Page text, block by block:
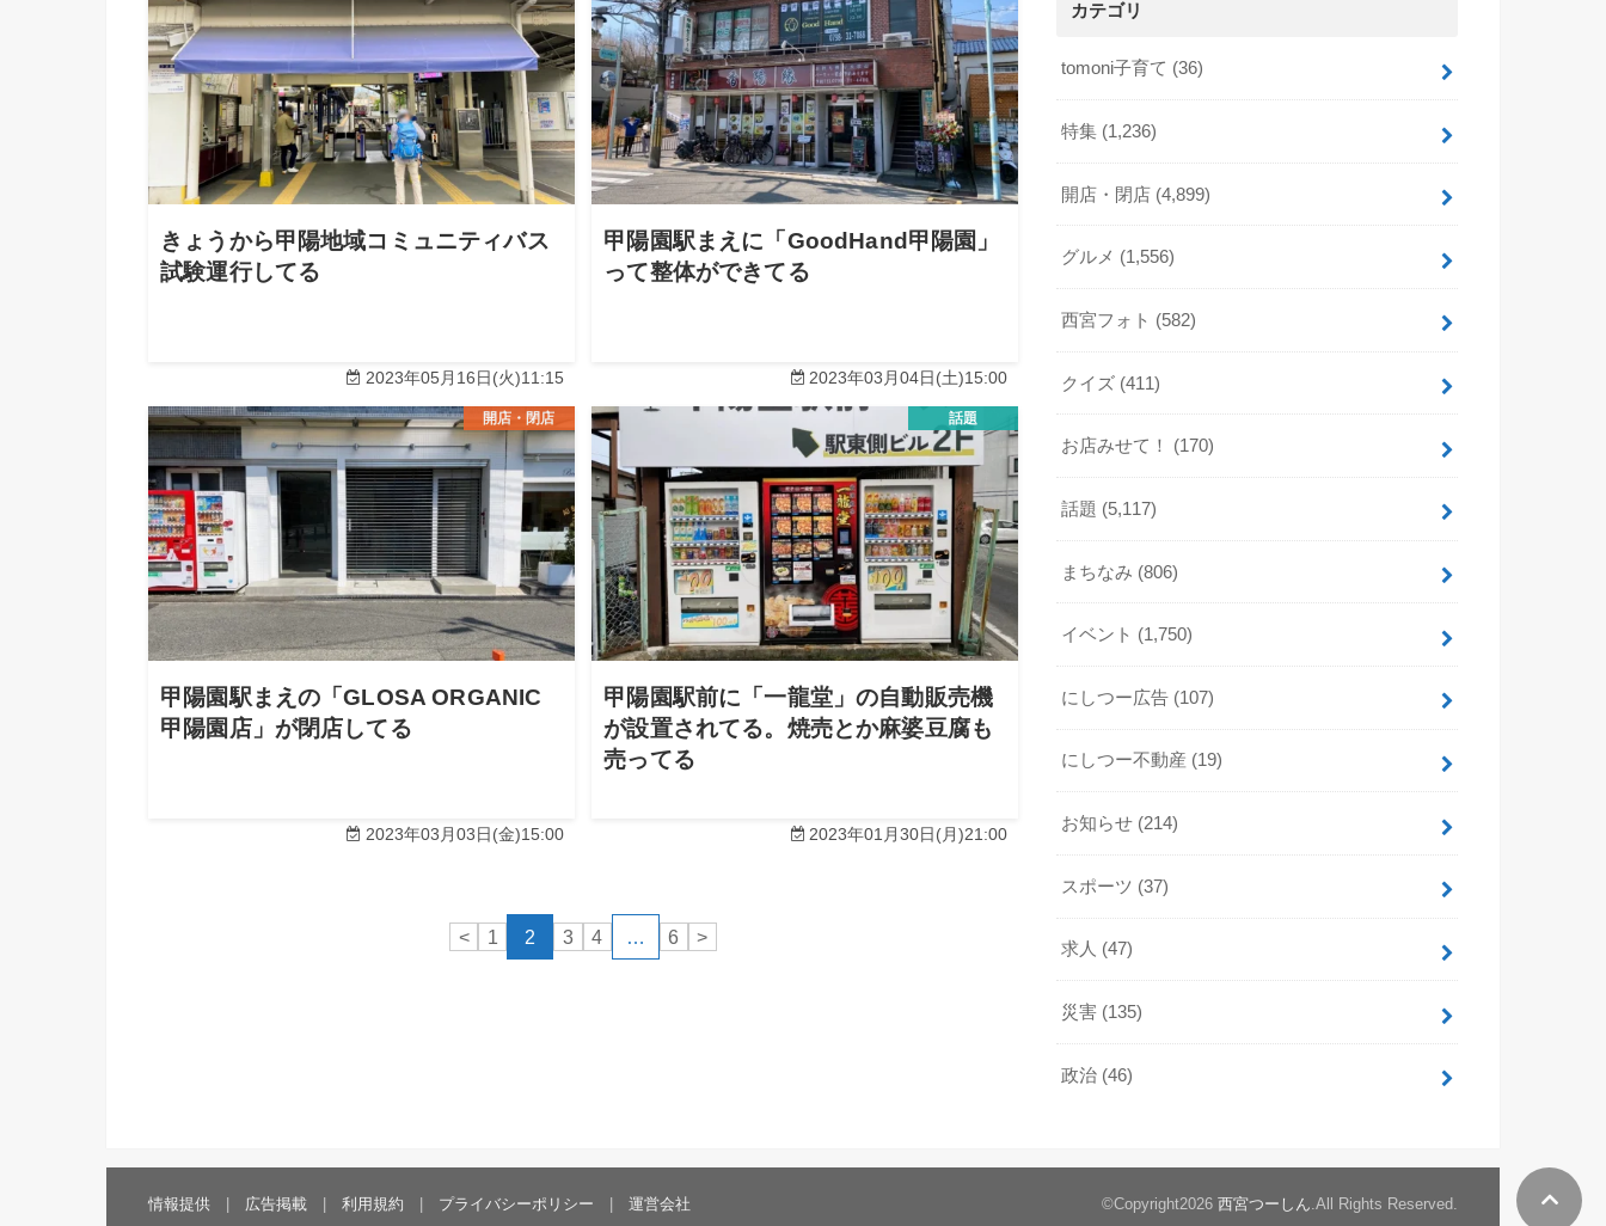
きょうから甲陽地域コミュニティバス
試験運行してる
2023年05月16日(火)11:15
甲陽園駅まえに「GoodHand甲陽園」
って整体ができてる
2023年03月04日(土)15:00
開店・閉店
甲陽園駅まえの「GLOSA ORGANIC
甲陽園店」が閉店してる
2023年03月03日(金)15:00
話題
甲陽園駅前に「一龍堂」の自動販売機
が設置されてる。焼売とか麻婆豆腐も
売ってる
2023年01月30日(月)21:00
< 1 2 3 4 … 6 >
カテゴリ
tomoni子育て (36)
特集 (1,236)
開店・閉店 (4,899)
グルメ (1,556)
西宮フォト (582)
クイズ (411)
お店みせて！ (170)
話題 (5,117)
まちなみ (806)
イベント (1,750)
にしつー広告 (107)
にしつー不動産 (19)
お知らせ (214)
スポーツ (37)
求人 (47)
災害 (135)
政治 (46)
情報提供 広告掲載 利用規約 プライバシーポリシー 運営会社 ©Copyright2026 西宮つーしん.All Rights Reserved.